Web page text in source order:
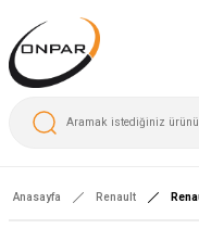
Anasayfa Renault